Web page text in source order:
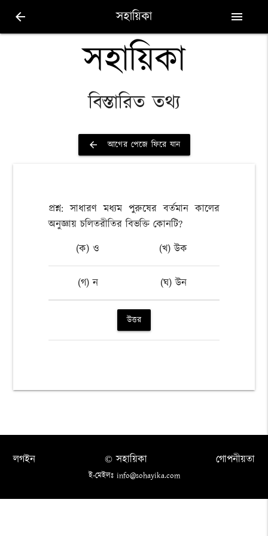
arrow_back সহায়িকা menu
সহায়িকা
বিস্তারিত তথ্য
arrow_back আগের পেজে ফিরে যান
প্রশ্ন: সাধারণ মধ্যম পুরুষের বর্তমান কালের
অনুজ্ঞায় চলিতরীতির বিভক্তি কোনটি?
(ক) ও
(খ) উক
(গ) ন (ঘ) উন
উত্তর
লগইন গোপনীয়তা
© সহায়িকা
ই-মেইলঃ info@sohayika.com